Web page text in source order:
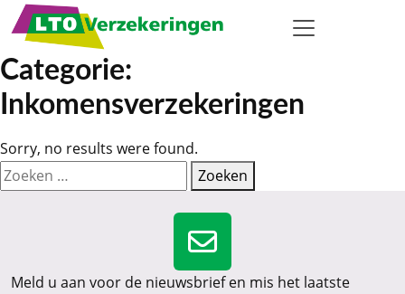
Categorie:
Inkomensverzekeringen
Sorry, no results were found.
Zoeken naar:
Zoeken
Meld u aan voor de nieuwsbrief en mis het laatste